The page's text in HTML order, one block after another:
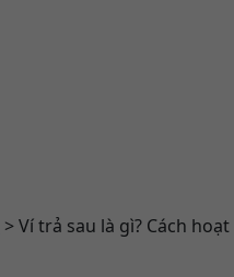
>Ví trả sau là gì? Cách hoạt